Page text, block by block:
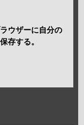
ウザーに自分の
存する。